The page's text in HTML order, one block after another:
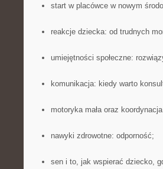
start w placówce w nowym
reakcje dziecka: od trudnych
umiejętności społeczne:
komunikacja: kiedy warto
motoryka mała oraz
nawyki zdrowotne: odporność;
sen i to, jak wspierać dziecko,